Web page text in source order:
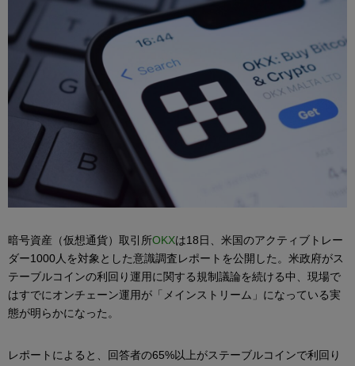
暗号資産（仮想通貨）取引所OKXは18日、米国のアクティブトレー
ダー1000人を対象とした意識調査レポートを公開した。米政府がス
テーブルコインの利回り運用に関する規制議論を続ける中、現場で
はすでにオンチェーン運用が「メインストリーム」になっている実
態が明らかになった。
レポートによると、回答者の65%以上がステーブルコインで利回り